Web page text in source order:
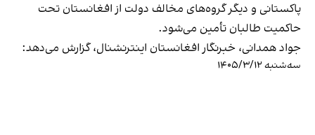
پاکستانی و دیگر گروه‌های مخالف دولت از افغانستان تحت
حاکمیت طالبان تأمین می‌شود.
جواد همدانی، خبرنگار افغانستان اینترنشنال، گزارش می‌دهد:
سه‌شنبه ۱۴۰۵/۳/۱۲